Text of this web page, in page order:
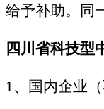
给予补助。同
四川省科技型
1、国内企业（